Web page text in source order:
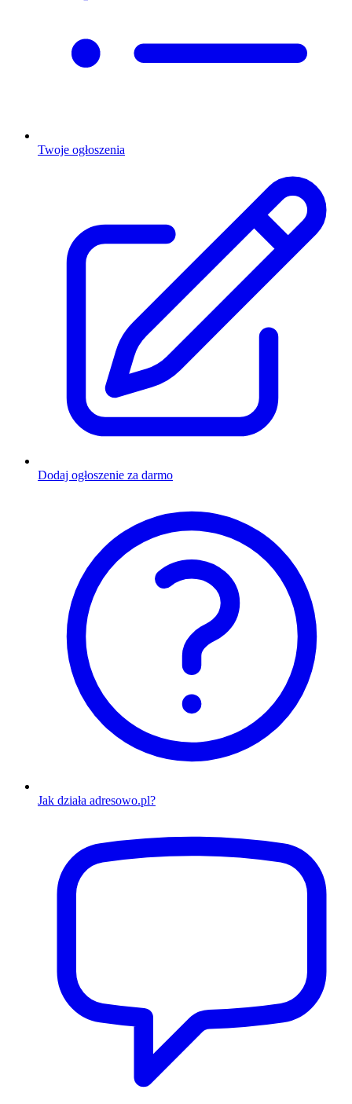
Twoje ogłoszenia
Dodaj ogłoszenie za darmo
Jak działa adresowo.pl?